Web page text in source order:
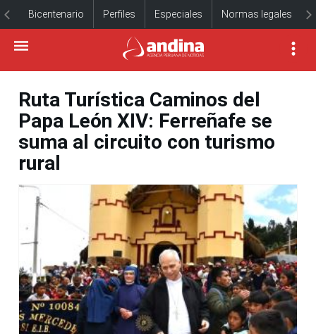
Bicentenario Perfiles Especiales Normas legales
Ruta Turística Caminos del
Papa León XIV: Ferreñafe se
suma al circuito con turismo
rural